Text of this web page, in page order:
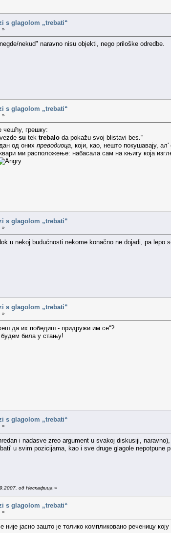
s glagolom „trebati“
»
nekud" naravno nisu objekti, nego priloške odredbe.
s glagolom „trebati“
»
грешку:
su tek trebalo da pokažu svoj blistavi bes.“
од оних преводиоца , који, као, нешто покушавају,
ми расположење: набасала сам на књигу која
s glagolom „trebati“
»
u nekoj budućnosti nekome konačno ne dojadi, pa lepo
s glagolom „trebati“
»
да их победиш - придружи им се“?
била у стању!
s glagolom „trebati“
»
i nadasve zreo argument u svakoj diskusiji,
u svim pozicijama, kao i sve druge glagole
од Нескафица »
s glagolom „trebati“
»
јасно зашто је толико компликовано реченицу